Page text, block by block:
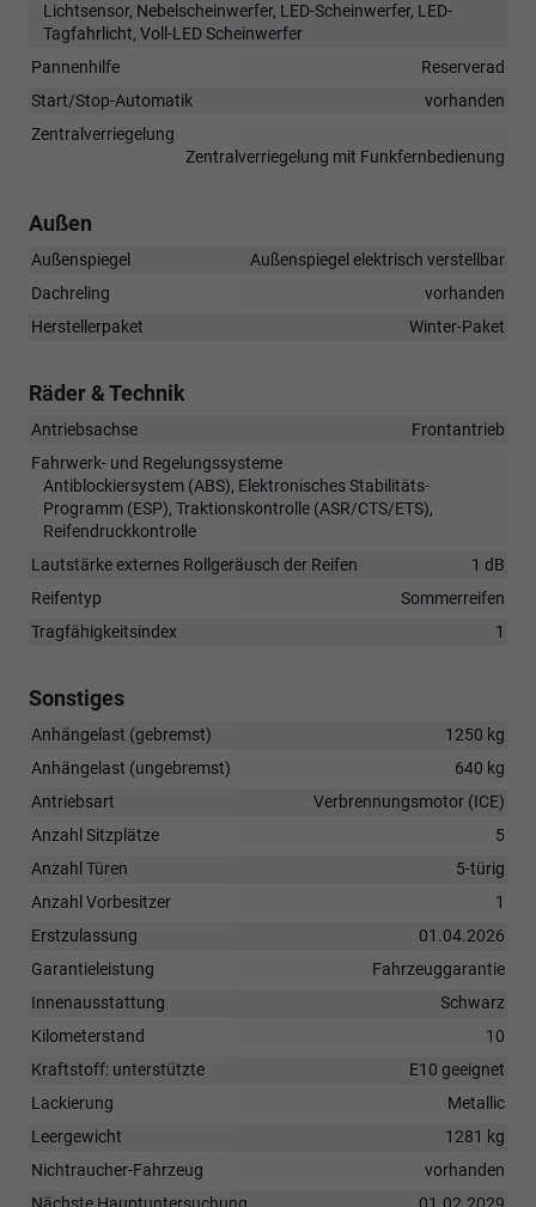
Lichtsensor, Nebelscheinwerfer, LED-Scheinwerfer, LED-
Tagfahrlicht, Voll-LED Scheinwerfer
Pannenhilfe
Reserverad
Start/Stop-Automatik
vorhanden
Zentralverriegelung
Zentralverriegelung mit Funkfernbedienung
Außen
Außenspiegel
Außenspiegel elektrisch verstellbar
Dachreling
vorhanden
Herstellerpaket
Winter-Paket
Räder & Technik
Antriebsachse
Frontantrieb
Fahrwerk- und Regelungssysteme
Antiblockiersystem (ABS), Elektronisches Stabilitäts-
Programm (ESP), Traktionskontrolle (ASR/CTS/ETS),
Reifendruckkontrolle
Lautstärke externes Rollgeräusch der Reifen
1 dB
Reifentyp
Sommerreifen
Tragfähigkeitsindex
1
Sonstiges
Anhängelast (gebremst)
1250 kg
Anhängelast (ungebremst)
640 kg
Antriebsart
Verbrennungsmotor (ICE)
Anzahl Sitzplätze
5
Anzahl Türen
5-türig
Anzahl Vorbesitzer
1
Erstzulassung
01.04.2026
Garantieleistung
Fahrzeuggarantie
Innenausstattung
Schwarz
Kilometerstand
10
Kraftstoff: unterstützte
E10 geeignet
Lackierung
Metallic
Leergewicht
1281 kg
Nichtraucher-Fahrzeug
vorhanden